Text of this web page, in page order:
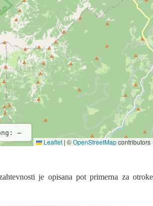
–
Leaflet | ©OpenStreetMapcontributors
je opisana pot primerna za otroke